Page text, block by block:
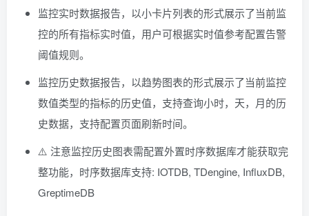
监控实时数据报告，以小卡片列表的形式展示了当前监
控的所有指标实时值，用户可根据实时值参考配置告警
阈值规则。
监控历史数据报告，以趋势图表的形式展示了当前监控
数值类型的指标的历史值，支持查询小时，天，月的历
史数据，支持配置页面刷新时间。
⚠️ 注意监控历史图表需配置外置时序数据库才能获取完
整功能，时序数据库支持: IOTDB, TDengine, InfluxDB,
GreptimeDB